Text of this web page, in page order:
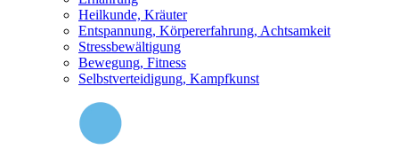
Heilkunde, Kräuter
Entspannung, Körpererfahrung, Achtsamkeit
Stressbewältigung
Bewegung, Fitness
Selbstverteidigung, Kampfkunst